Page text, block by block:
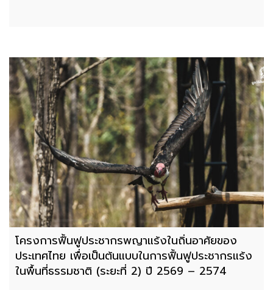
โครงการฟื้นฟูประชากรพญาแร้งในถิ่นอาศัยของ
ประเทศไทย เพื่อเป็นต้นแบบในการฟื้นฟูประชากรแร้ง
ในพื้นที่ธรรมชาติ (ระยะที่ 2) ปี 2569 – 2574